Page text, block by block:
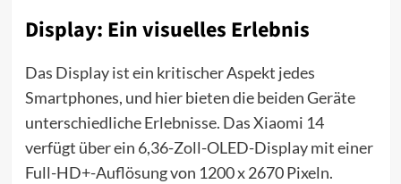
Display: Ein visuelles Erlebnis
Das Display ist ein kritischer Aspekt jedes
Smartphones, und hier bieten die beiden Geräte
unterschiedliche Erlebnisse. Das Xiaomi 14
verfügt über ein 6,36-Zoll-OLED-Display mit einer
Full-HD+-Auflösung von 1200 x 2670 Pixeln.